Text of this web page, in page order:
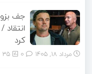
جف
کرد
مرداد ۱۸, ۱۴۰۵ 35